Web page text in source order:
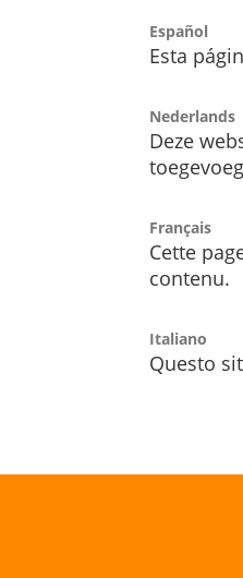
Español
Esta
Nederlands
Deze
Français
Cette
contenu.
Italiano
Questo